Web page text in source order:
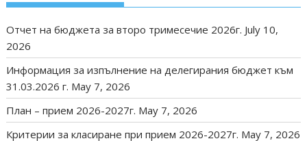
Отчет на бюджета за второ тримесечие 2026г. July 10,
2026
Информация за изпълнение на делегирания бюджет към
31.03.2026 г. May 7, 2026
План – прием 2026-2027г. May 7, 2026
Критерии за класиране при прием 2026-2027г. May 7, 2026